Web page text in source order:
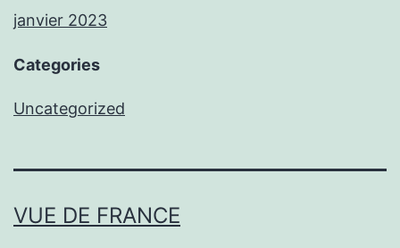
janvier 2023
Categories
Uncategorized
VUE DE FRANCE